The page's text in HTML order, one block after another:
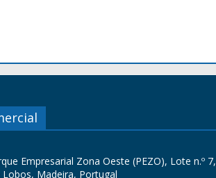
Empresarial Zona Oeste (PEZO), Lote n.º 7,
Madeira, Portugal